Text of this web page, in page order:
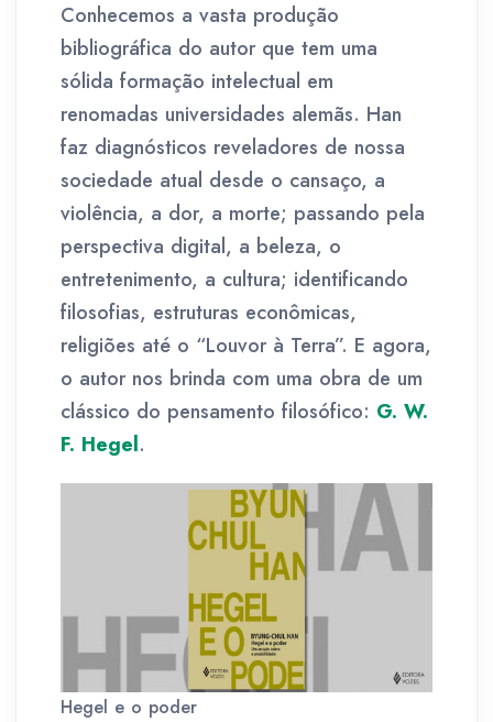
Conhecemos a vasta produção
bibliográfica do autor que tem uma
sólida formação intelectual em
renomadas universidades alemãs. Han
faz diagnósticos reveladores de nossa
sociedade atual desde o cansaço, a
violência, a dor, a morte; passando pela
perspectiva digital, a beleza, o
entretenimento, a cultura; identificando
filosofias, estruturas econômicas,
religiões até o “Louvor à Terra”. E agora,
o autor nos brinda com uma obra de um
clássico do pensamento filosófico: G. W.
F. Hegel.
Hegel e o poder